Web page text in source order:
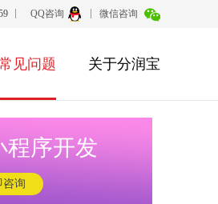
QQ咨询 微信咨询
见问题 关于分润宝
程序开发
咨询